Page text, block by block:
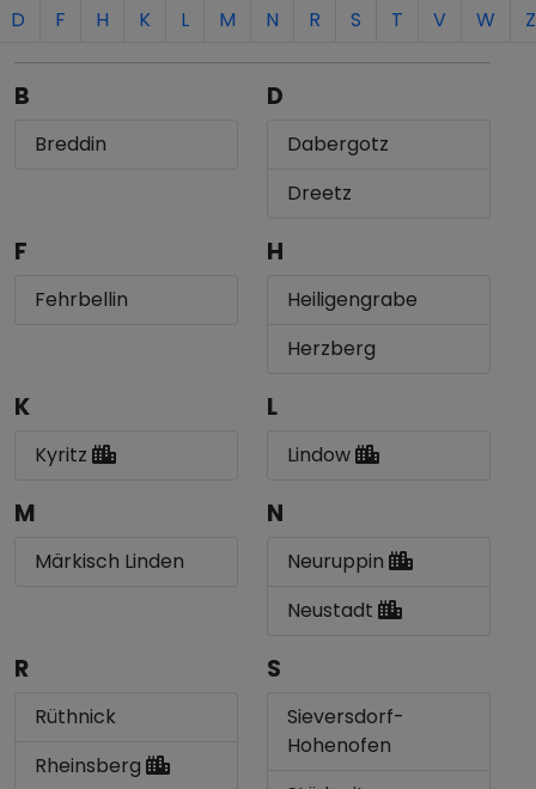
D F H K L M N R S T V W Z
B
Breddin
D
Dabergotz
Dreetz
F
Fehrbellin
H
Heiligengrabe
Herzberg
K
Kyritz
L
Lindow
M
Märkisch Linden
N
Neuruppin
Neustadt
R
Rüthnick
Rheinsberg
S
Sieversdorf-
Hohenofen